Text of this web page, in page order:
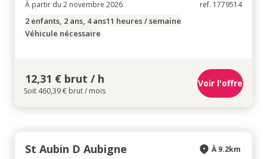
À partir du 2 novembre 2026
ref. 1779514
2 enfants, 2 ans, 4 ans11 heures / semaine
Véhicule nécessaire
12,31 € brut / h
Soit 460,39 € brut / mois
Voir l'offre
St Aubin D Aubigne
À 9.2km